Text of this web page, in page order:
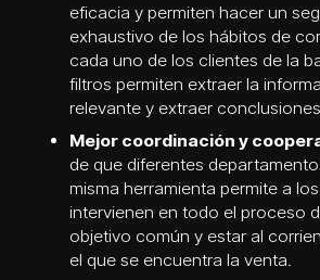
eficacia y permiten hacer un
exhaustivo de los hábitos de
cada uno de los clientes de la
filtros permiten extraer la
relevante y extraer
Mejor coordinación y
de que diferentes
misma herramienta permite a
intervienen en todo el proceso
objetivo común y estar al
el que se encuentra la venta.